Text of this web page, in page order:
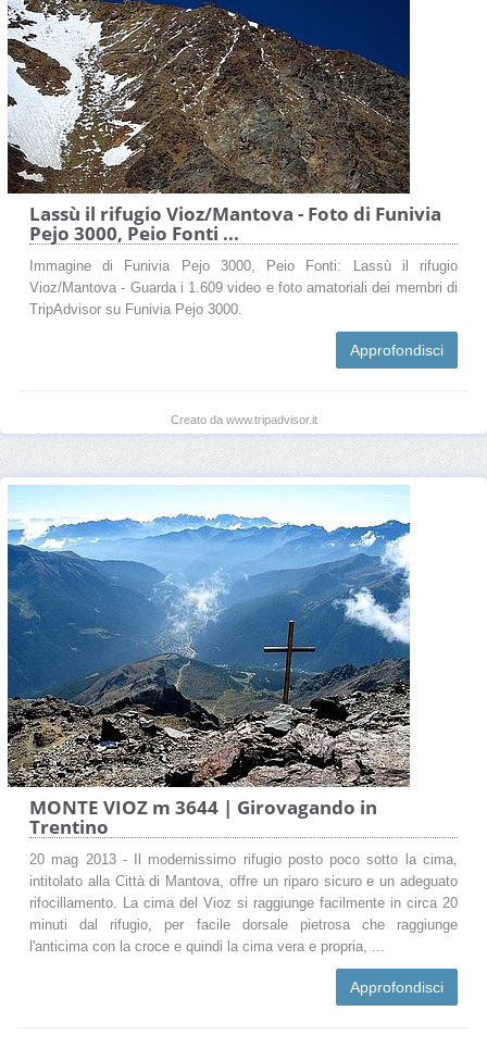
Lassù il rifugio Vioz/Mantova - Foto di Funivia
Pejo 3000, Peio Fonti ...
Immagine di Funivia Pejo 3000, Peio Fonti: Lassù il rifugio
Vioz/Mantova - Guarda i 1.609 video e foto amatoriali dei membri di
TripAdvisor su Funivia Pejo 3000.
Approfondisci
Creato da www.tripadvisor.it
MONTE VIOZ m 3644 | Girovagando in
Trentino
20 mag 2013 - Il modernissimo rifugio posto poco sotto la cima,
intitolato alla Città di Mantova, offre un riparo sicuro e un adeguato
rifocillamento. La cima del Vioz si raggiunge facilmente in circa 20
minuti dal rifugio, per facile dorsale pietrosa che raggiunge
l'anticima con la croce e quindi la cima vera e propria, ...
Approfondisci